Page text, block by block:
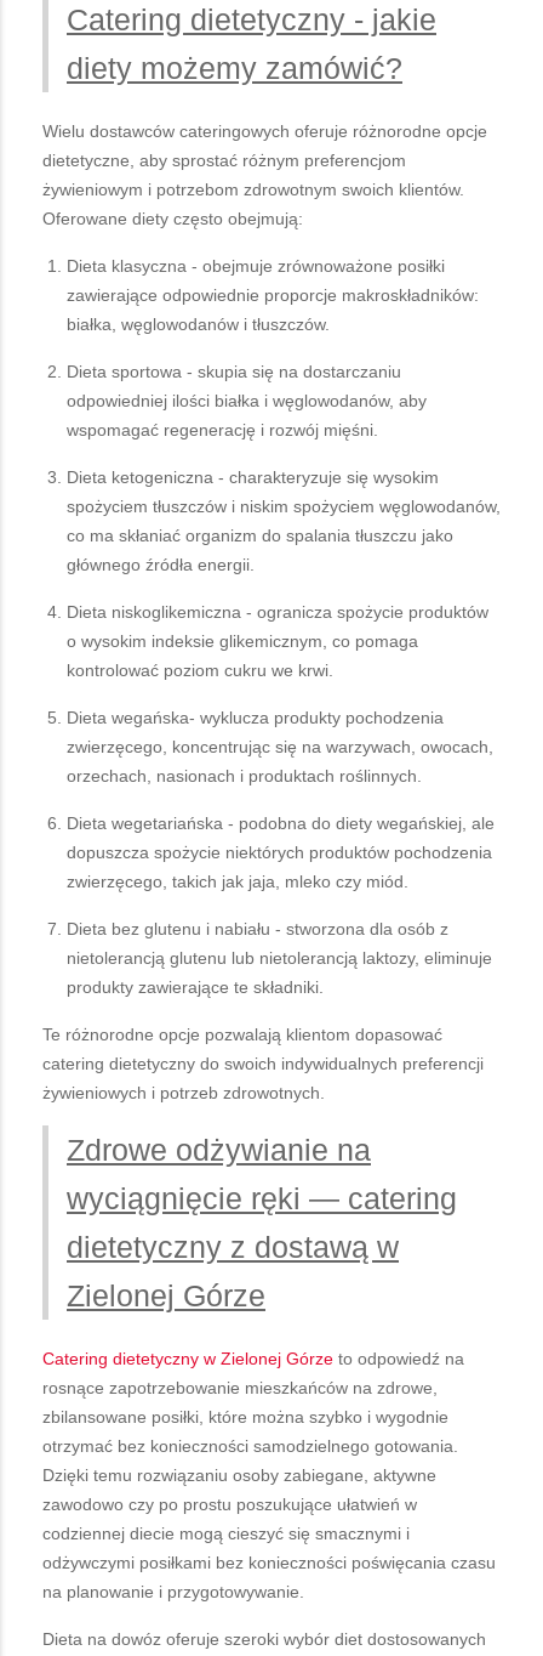
Catering dietetyczny - jakie
diety możemy zamówić?
Wielu dostawców cateringowych oferuje różnorodne opcje
dietetyczne, aby sprostać różnym preferencjom
żywieniowym i potrzebom zdrowotnym swoich klientów.
Oferowane diety często obejmują:
Dieta klasyczna - obejmuje zrównoważone posiłki
zawierające odpowiednie proporcje makroskładników:
białka, węglowodanów i tłuszczów.
Dieta sportowa - skupia się na dostarczaniu
odpowiedniej ilości białka i węglowodanów, aby
wspomagać regenerację i rozwój mięśni.
Dieta ketogeniczna - charakteryzuje się wysokim
spożyciem tłuszczów i niskim spożyciem węglowodanów,
co ma skłaniać organizm do spalania tłuszczu jako
głównego źródła energii.
Dieta niskoglikemiczna - ogranicza spożycie produktów
o wysokim indeksie glikemicznym, co pomaga
kontrolować poziom cukru we krwi.
Dieta wegańska- wyklucza produkty pochodzenia
zwierzęcego, koncentrując się na warzywach, owocach,
orzechach, nasionach i produktach roślinnych.
Dieta wegetariańska - podobna do diety wegańskiej, ale
dopuszcza spożycie niektórych produktów pochodzenia
zwierzęcego, takich jak jaja, mleko czy miód.
Dieta bez glutenu i nabiału - stworzona dla osób z
nietolerancją glutenu lub nietolerancją laktozy, eliminuje
produkty zawierające te składniki.
Te różnorodne opcje pozwalają klientom dopasować
catering dietetyczny do swoich indywidualnych preferencji
żywieniowych i potrzeb zdrowotnych.
Zdrowe odżywianie na
wyciągnięcie ręki — catering
dietetyczny z dostawą w
Zielonej Górze
Catering dietetyczny w Zielonej Górze to odpowiedź na
rosnące zapotrzebowanie mieszkańców na zdrowe,
zbilansowane posiłki, które można szybko i wygodnie
otrzymać bez konieczności samodzielnego gotowania.
Dzięki temu rozwiązaniu osoby zabiegane, aktywne
zawodowo czy po prostu poszukujące ułatwień w
codziennej diecie mogą cieszyć się smacznymi i
odżywczymi posiłkami bez konieczności poświęcania czasu
na planowanie i przygotowywanie.
Dieta na dowóz oferuje szeroki wybór diet dostosowanych